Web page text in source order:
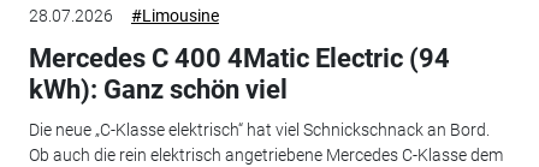
28.07.2026 #Limousine
Mercedes C 400 4Matic Electric (94
kWh): Ganz schön viel
Die neue „C-Klasse elektrisch“ hat viel Schnickschnack an Bord.
Ob auch die rein elektrisch angetriebene Mercedes C-Klasse dem